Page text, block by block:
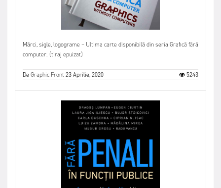
Mărci, sigle, logograme – Ultima carte disponibilă din seria Grafică fără
computer. (tiraj epuizat)
DeGraphic Front23 Aprilie, 2020 5243